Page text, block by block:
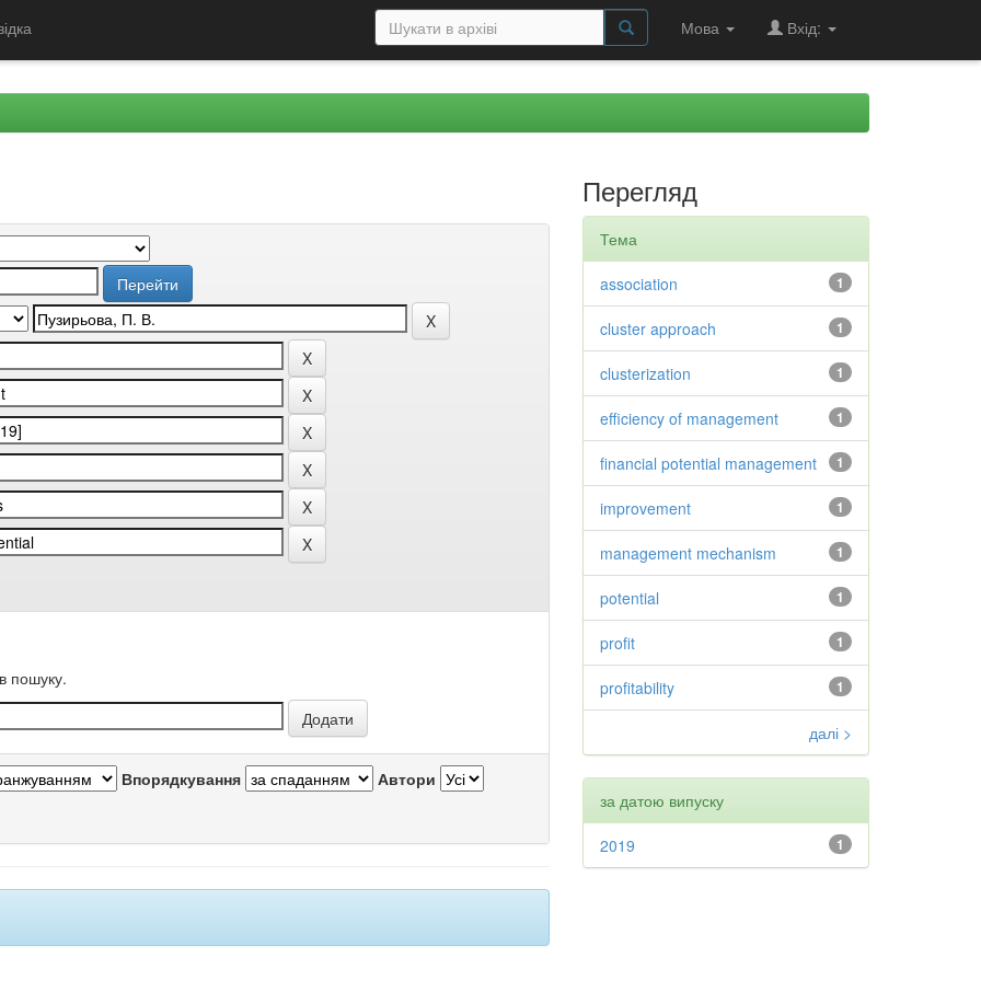
Мова Вхід:
пошуку.
Впорядкування Автори
Перегляд
Тема
1
association
1
cluster approach
1
clusterization
1
efficiency of management
1
financial potential management
1
improvement
1
management mechanism
1
potential
1
profit
1
profitability
далі >
за датою випуску
1
2019